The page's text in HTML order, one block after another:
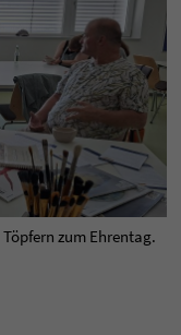
zum Ehrentag.